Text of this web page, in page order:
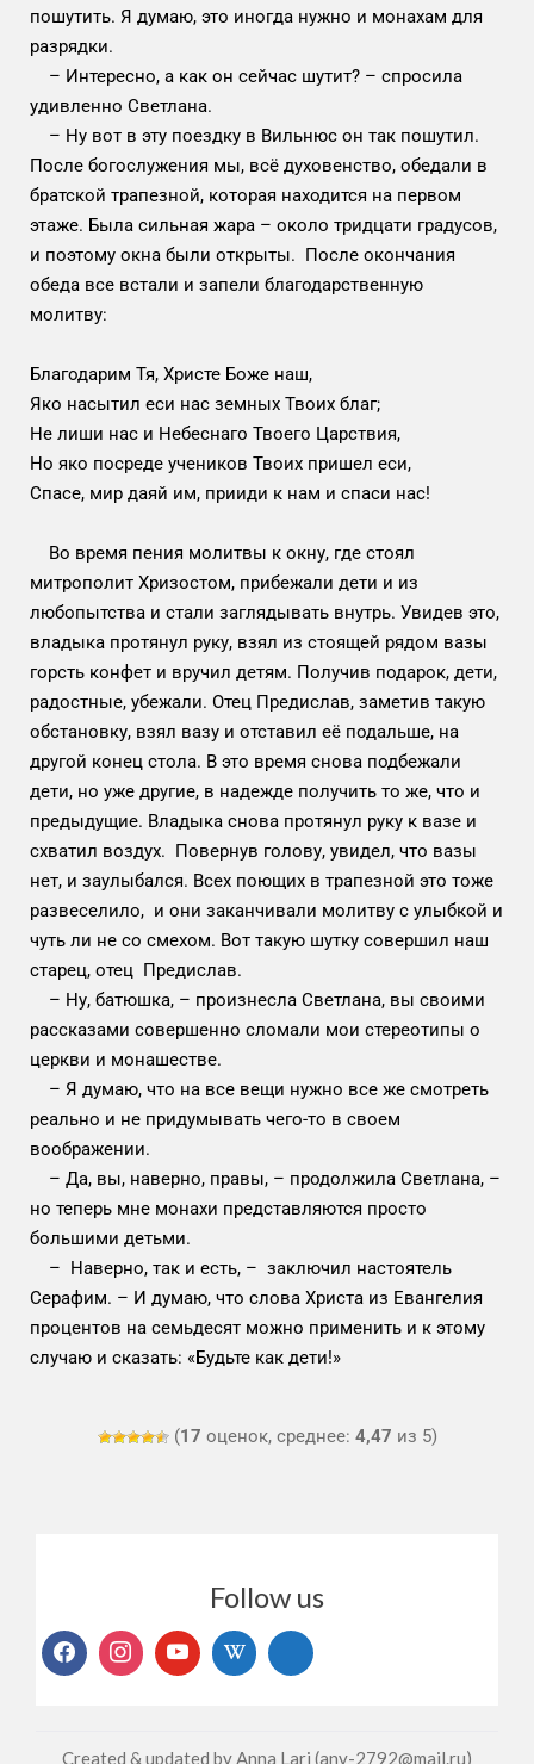
пошутить. Я думаю, это иногда нужно и монахам для
разрядки.
– Интересно, а как он сейчас шутит? – спросила
удивленно Светлана.
– Ну вот в эту поездку в Вильнюс он так пошутил.
После богослужения мы, всё духовенство, обедали в
братской трапезной, которая находится на первом
этаже. Была сильная жара – около тридцати градусов,
и поэтому окна были открыты. После окончания
обеда все встали и запели благодарственную
молитву:
Благодарим Тя, Христе Боже наш,
Яко насытил еси нас земных Твоих благ;
Не лиши нас и Небеснаго Твоего Царствия,
Но яко посреде учеников Твоих пришел еси,
Спасе, мир даяй им, прииди к нам и спаси нас!
Во время пения молитвы к окну, где стоял
митрополит Хризостом, прибежали дети и из
любопытства и стали заглядывать внутрь. Увидев это,
владыка протянул руку, взял из стоящей рядом вазы
горсть конфет и вручил детям. Получив подарок, дети,
радостные, убежали. Отец Предислав, заметив такую
обстановку, взял вазу и отставил её подальше, на
другой конец стола. В это время снова подбежали
дети, но уже другие, в надежде получить то же, что и
предыдущие. Владыка снова протянул руку к вазе и
схватил воздух. Повернув голову, увидел, что вазы
нет, и заулыбался. Всех поющих в трапезной это тоже
развеселило, и они заканчивали молитву с улыбкой и
чуть ли не со смехом. Вот такую шутку совершил наш
старец, отец Предислав.
– Ну, батюшка, – произнесла Светлана, вы своими
рассказами совершенно сломали мои стереотипы о
церкви и монашестве.
– Я думаю, что на все вещи нужно все же смотреть
реально и не придумывать чего-то в своем
воображении.
– Да, вы, наверно, правы, – продолжила Светлана, –
но теперь мне монахи представляются просто
большими детьми.
– Наверно, так и есть, – заключил настоятель
Серафим. – И думаю, что слова Христа из Евангелия
процентов на семьдесят можно применить и к этому
случаю и сказать: «Будьте как дети!»
(17 оценок, среднее: 4,47 из 5)
Follow us
Created & updated by Anna Lari (any-2792@mail.ru)